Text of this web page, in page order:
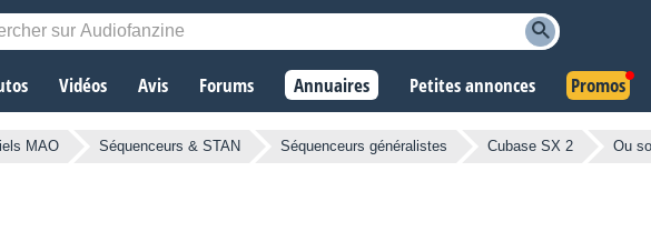
Vidéos Avis Forums Annuaires Petites annonces Promos
MAO Séquenceurs & STAN Séquenceurs généralistes Cubase SX 2 Ou